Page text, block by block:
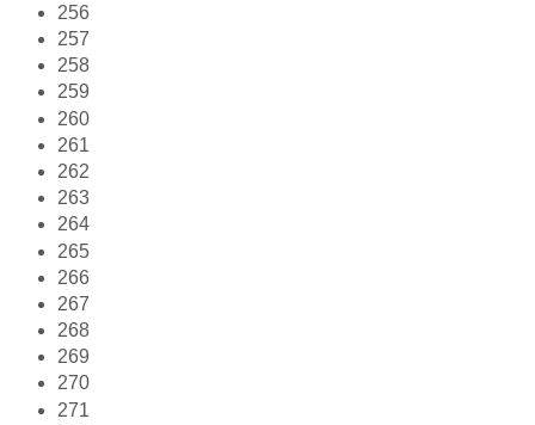
256
257
258
259
260
261
262
263
264
265
266
267
268
269
270
271